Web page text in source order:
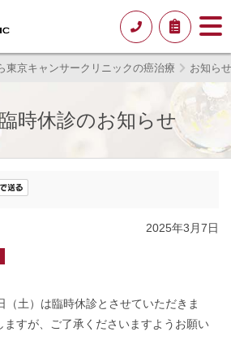
東京キャンサークリニックの癌治療 お知らせ
時休診のお知らせ
2025年3月7日
（土）は臨時休診とさせていただきま
すが、ご了承くださいますようお願い